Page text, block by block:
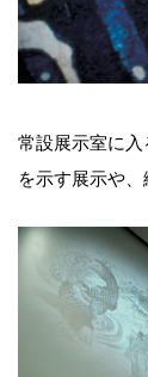
常設展示室に
を示す展示や